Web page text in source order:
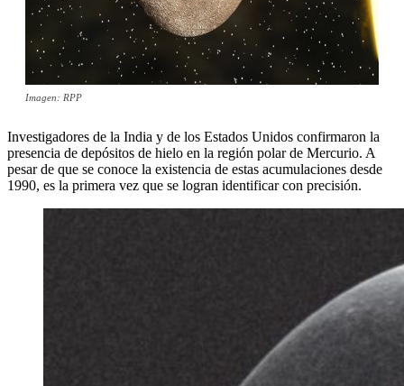
Imagen: RPP
Investigadores de la India y de los Estados Unidos confirmaron la
presencia de depósitos de hielo en la región polar de Mercurio. A
pesar de que se conoce la existencia de estas acumulaciones desde
1990, es la primera vez que se logran identificar con precisión.